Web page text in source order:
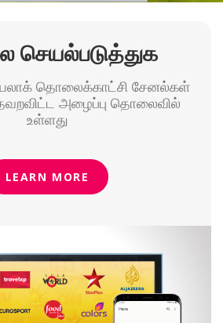
செயல்படுத்துக
தொலைக்காட்சி சேனல்கள்
அழைப்பு தொலைவில்
உள்ளது
LEARN MORE